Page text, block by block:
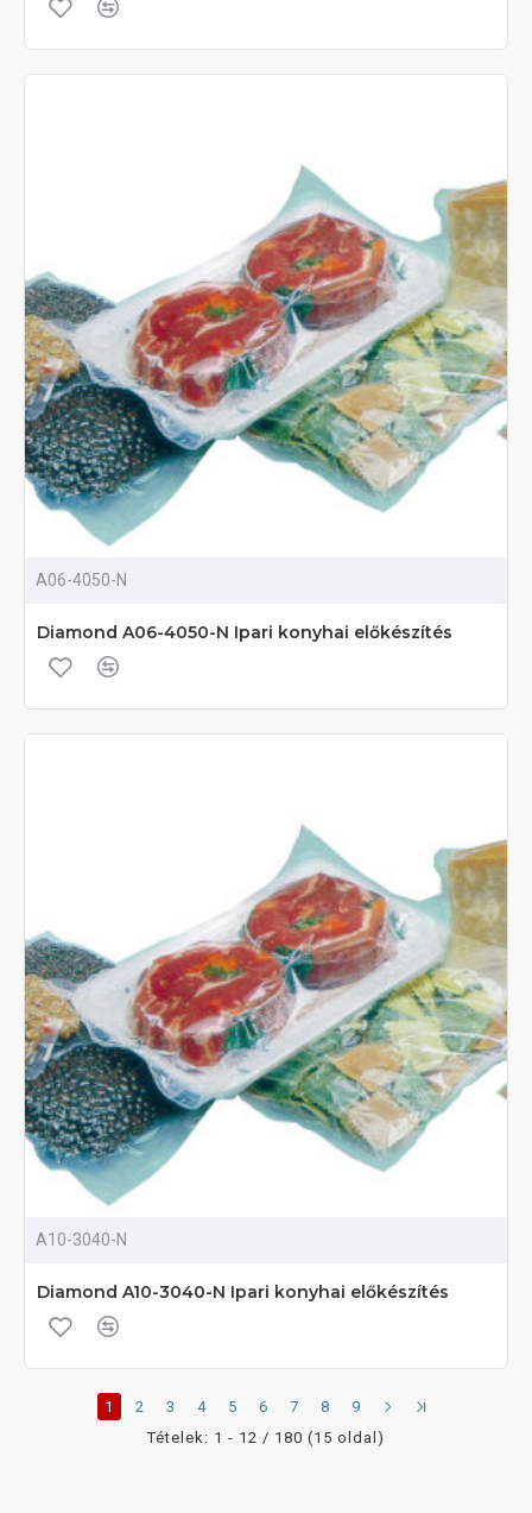
A06-4050-N
Diamond A06-4050-N Ipari konyhai előkészítés
A10-3040-N
Diamond A10-3040-N Ipari konyhai előkészítés
1 2 3 4 5 6 7 8
9
Tételek: 1 - 12 / 180 (15 oldal)